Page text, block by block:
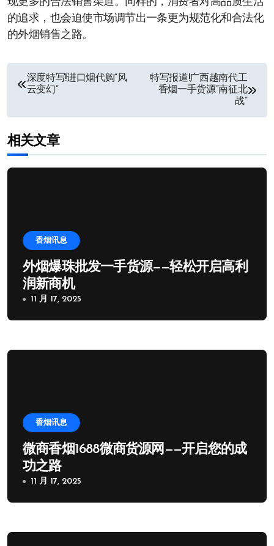
的追求，也会迫使市场调节出一条更为规范化和合法化
的外烟销售之路。
文
导
航
深度特写!进口烟代购“风
云变幻”
特写报道!广西越南代工
香烟一手货源“南征北
战”
相关文章
香烟讯息
外烟爆珠批发一手货源——轻松开启高利
润新商机
11 月 17, 2025
香烟讯息
微商香烟1688微商货源网——开启您的成
功之路
11 月 17, 2025